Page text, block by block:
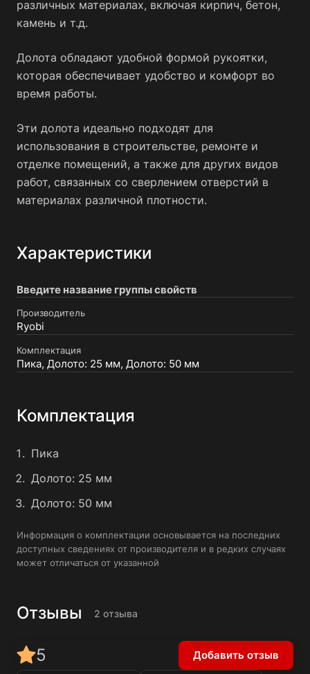
различных материалах, включая кирпич, бетон,
камень и т.д.
Долота обладают удобной формой рукоятки,
которая обеспечивает удобство и комфорт во
время работы.
Эти долота идеально подходят для
использования в строительстве, ремонте и
отделке помещений, а также для других видов
работ, связанных со сверлением отверстий в
материалах различной плотности.
Характеристики
Введите название группы свойств
Производитель
Ryobi
Комплектация
Пика, Долото: 25 мм, Долото: 50 мм
Комплектация
Пика
Долото: 25 мм
Долото: 50 мм
Информация о комплектации основывается на последних
доступных сведениях от производителя и в редких случаях
может отличаться от указанной
Отзывы 2 отзыва
5 Добавить отзыв